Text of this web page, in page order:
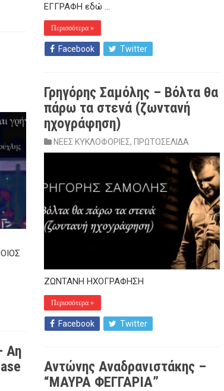
ΕΓΓΡΑΦΗ εδώ …
Περισσότερα »
Facebook Twitter
Γρηγόρης Σαμόλης – Βόλτα θα
πάρω τα στενά (ζωντανή
ηχογράφηση)
ΝΕΕΣ ΚΥΚΛΟΦΟΡΙΕΣ, ΠΡΩΤΟΣΕΛΙΔΑ
ΖΩΝΤΑΝΗ ΗΧΟΓΡΑΦΗΣΗ
Περισσότερα »
Facebook Twitter
Αη
Αντώνης Αναδρανιστάκης –
“ΜΑΥΡΑ ΦΕΓΓΑΡΙΑ”